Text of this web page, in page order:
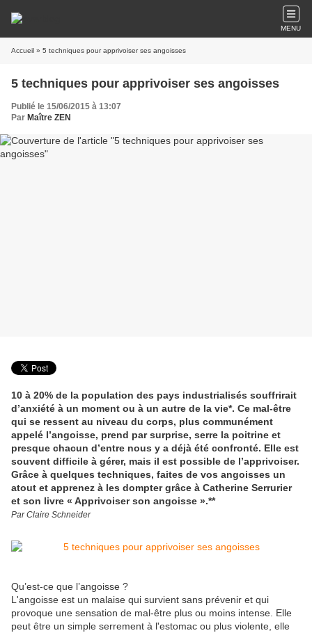
MENU
Accueil » 5 techniques pour apprivoiser ses angoisses
5 techniques pour apprivoiser ses angoisses
Publié le 15/06/2015 à 13:07
Par Maître ZEN
10 à 20% de la population des pays industrialisés souffrirait
d’anxiété à un moment ou à un autre de la vie*. Ce mal-être
qui se ressent au niveau du corps, plus communément
appelé l’angoisse, prend par surprise, serre la poitrine et
presque chacun d’entre nous y a déjà été confronté. Elle est
souvent difficile à gérer, mais il est possible de l’apprivoiser.
Grâce à quelques techniques, faites de vos angoisses un
atout et apprenez à les dompter grâce à Catherine Serrurier
et son livre « Apprivoiser son angoisse ».**
Par Claire Schneider
Qu’est-ce que l’angoisse ?
L'angoisse est un malaise qui survient sans prévenir et qui
provoque une sensation de mal-être plus ou moins intense. Elle
peut être un simple serrement à l'estomac ou plus violente, elle